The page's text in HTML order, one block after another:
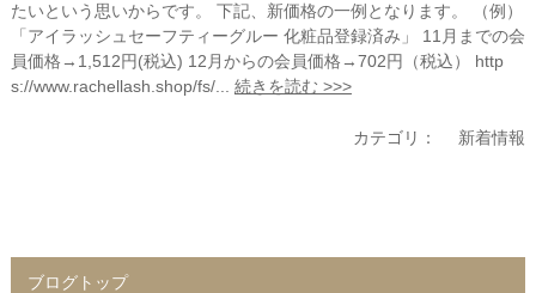
たいという思いからです。 下記、新価格の一例となります。 （例）
「アイラッシュセーフティーグルー 化粧品登録済み」 11月までの会
員価格→1,512円(税込) 12月からの会員価格→702円（税込） http
s://www.rachellash.shop/fs/... 続きを読む >>>
カテゴリ： 新着情報
ブログトップ